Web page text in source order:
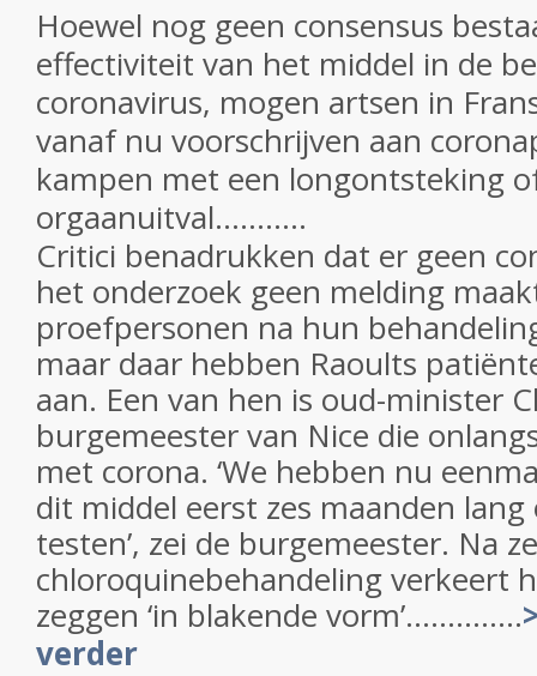
Hoewel nog geen consensus
effectiviteit van het middel in de
coronavirus, mogen artsen in
vanaf nu voorschrijven aan
kampen met een longontsteking
orgaanuitval...........
Critici benadrukken dat er geen
het onderzoek geen melding
proefpersonen na hun
maar daar hebben Raoults
aan. Een van hen is oud-minister
burgemeester van Nice die
met corona. ‘We hebben nu
dit middel eerst zes maanden
testen’, zei de burgemeester. Na
chloroquinebehandeling verkeert
zeggen ‘in blakende vorm’..............
verder